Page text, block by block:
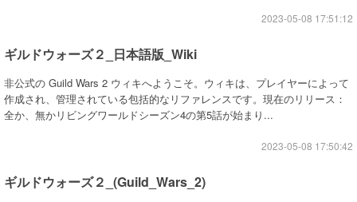
2023-05-08 17:51:12
ギルドウォーズ２_日本語版_Wiki
非公式の Guild Wars 2 ウィキへようこそ。ウィキは、プレイヤーによって
作成され、管理されている包括的なリファレンスです。現在のリリース：
全か、無かリビングワールドシーズン4の第5話が始まり...
2023-05-08 17:50:42
ギルドウォーズ２_(Guild_Wars_2)